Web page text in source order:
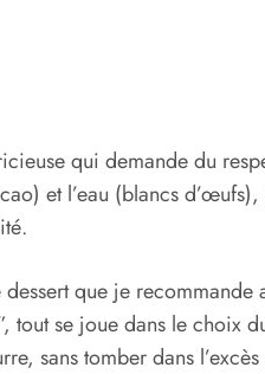
qui demande du
et l’eau (blancs
dessert que je
tout se joue dans le
sans tomber dans